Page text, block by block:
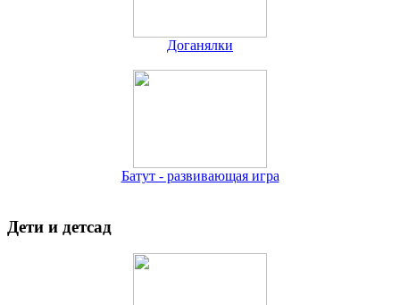
Доганялки
Батут - развивающая игра
Дети и детсад